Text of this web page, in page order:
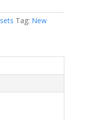
Tag: New